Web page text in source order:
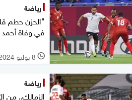
رياضة
"الحزن حطم
في وفاة
l 8 يوليو 2024
رياضة
الزمالك.. من